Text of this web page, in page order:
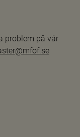
problem på vår